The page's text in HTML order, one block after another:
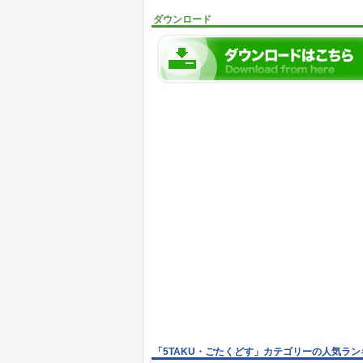
ダウンロード
「5TAKU・ごたくどす」カテゴリーの人気ラ